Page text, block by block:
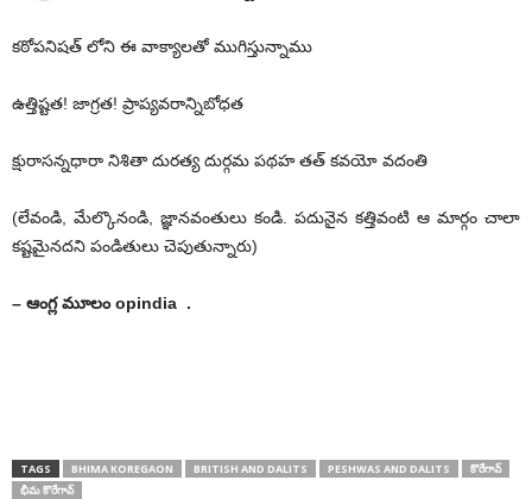
కఠోపనిషత్ లోని ఈ వాక్యాలతో ముగిస్తున్నాము
ఉత్తిష్టత! జాగ్రత! ప్రాప్యవరాన్నిబోధత
క్షురాసన్నధారా నిశితా దురత్య దుర్గమ పథహ తత్ కవయో వదంతి
(లేవండి, మేల్కొనండి, జ్ఞానవంతులు కండి. పదునైన కత్తివంటి ఆ మార్గం చాలా
కష్టమైనదని పండితులు చెపుతున్నారు)
– ఆంగ్ల మూలం opindia .
TAGS BHIMA KOREGAON BRITISH AND DALITS PESHWAS AND DALITS
కొరేగావ్
భీమ కొరేగావ్